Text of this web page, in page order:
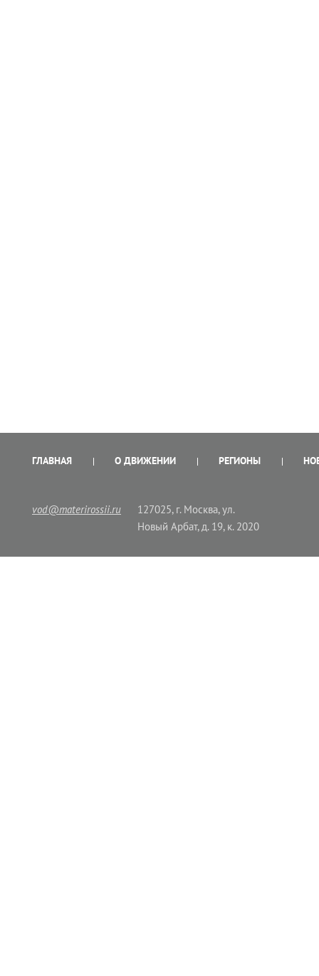
ГЛАВНАЯ О ДВИЖЕНИИ РЕГИОНЫ
vod@materirossii.ru
127025, г. Москва, ул.
Новый Арбат, д. 19, к. 2020